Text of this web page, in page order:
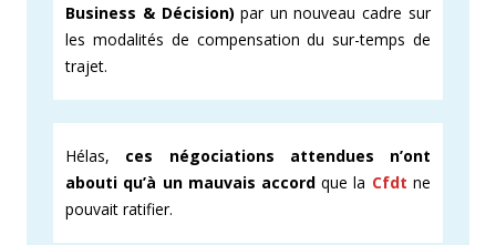
Business & Décision) par un nouveau cadre sur
les modalités de compensation du sur-temps de
trajet.
Hélas, ces négociations attendues n’ont
abouti qu’à un mauvais accord que la Cfdt ne
pouvait ratifier.